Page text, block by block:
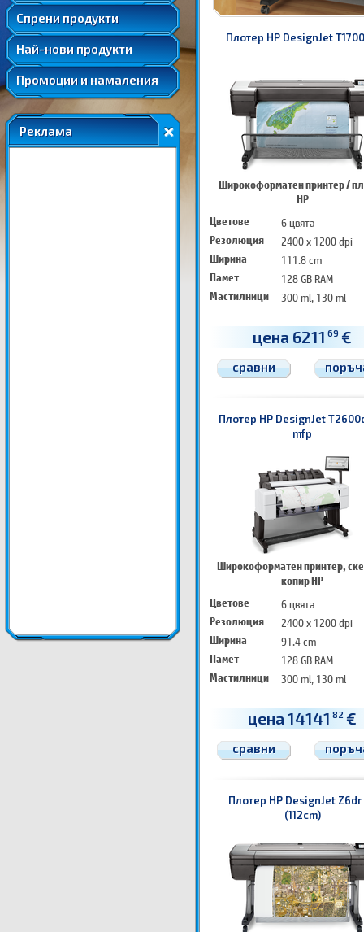
Спрени продукти
Удължени и допълнителни гаранции
Най-нови продукти
Промоции и намаления
Реклама
Плотер HP DesignJet
Широкоформатен принтер /
HP
Цветове
6 цвята
Резолюция
2400 x 1200 dpi
Ширина
111.8 cm
Памет
128 GB RAM
Мастилници
300 ml, 130 ml
цена 6211 69 €
сравни
Плотер HP DesignJet
mfp
Широкоформатен принтер,
копир HP
Цветове
6 цвята
Резолюция
2400 x 1200 dpi
Ширина
91.4 cm
Памет
128 GB RAM
Мастилници
300 ml, 130 ml
цена 14141 82 €
сравни
Плотер HP DesignJet
(112cm)